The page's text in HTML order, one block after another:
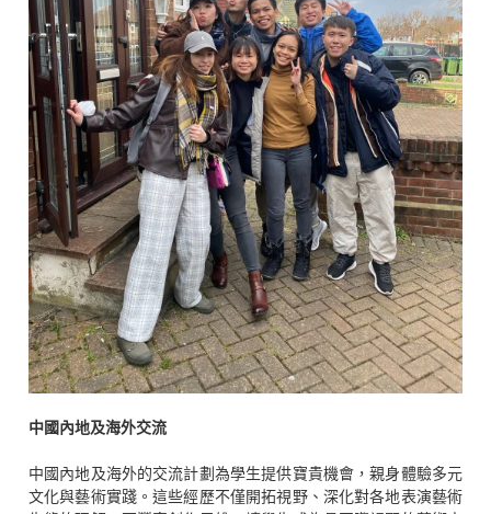
中國內地及海外交流
中國內地及海外的交流計劃為學生提供寶貴機會，親身體驗多元
文化與藝術實踐。這些經歷不僅開拓視野、深化對各地表演藝術